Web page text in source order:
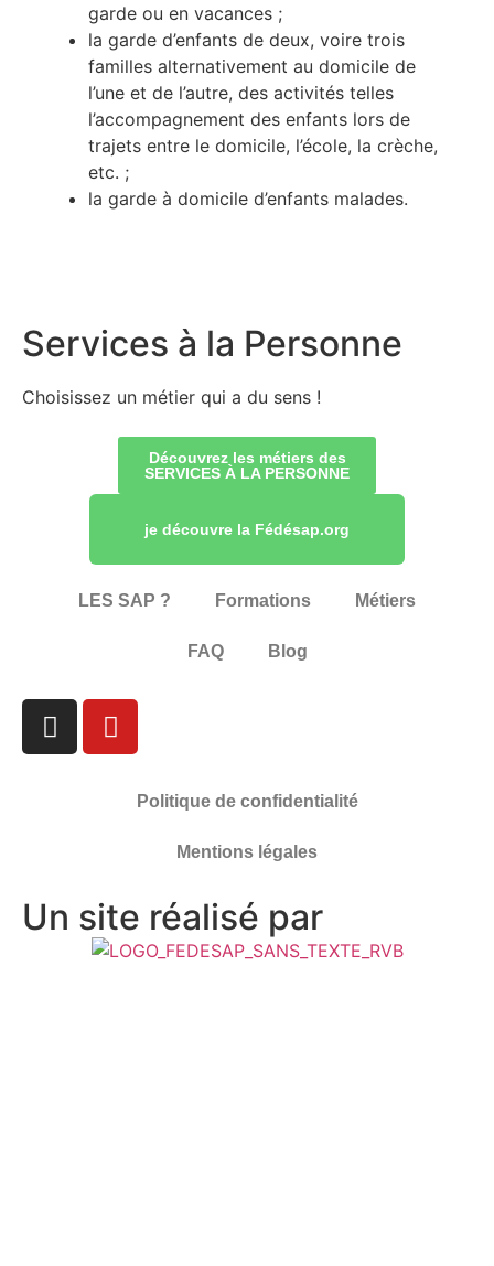
garde ou en vacances ;
la garde d’enfants de deux, voire trois
familles alternativement au domicile de
l’une et de l’autre, des activités telles
l’accompagnement des enfants lors de
trajets entre le domicile, l’école, la crèche,
etc. ;
la garde à domicile d’enfants malades.
Services à la Personne
Choisissez un métier qui a du sens !
Découvrez les métiers des
SERVICES À LA PERSONNE
je découvre la Fédésap.org
LES SAP ? Formations Métiers
FAQ Blog
Politique de confidentialité
Mentions légales
Un site réalisé par